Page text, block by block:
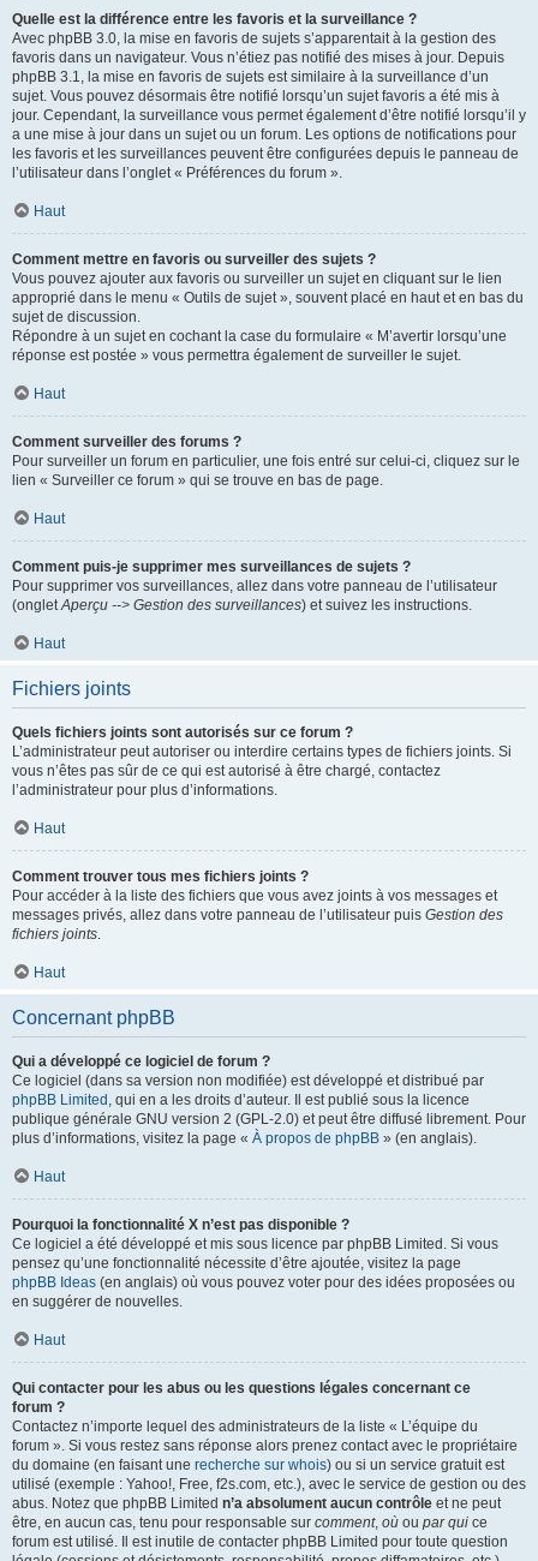
Quelle est la différence entre les favoris et la surveillance ?
Avec phpBB 3.0, la mise en favoris de sujets s’apparentait à la gestion des
favoris dans un navigateur. Vous n’étiez pas notifié des mises à jour. Depuis
phpBB 3.1, la mise en favoris de sujets est similaire à la surveillance d’un
sujet. Vous pouvez désormais être notifié lorsqu’un sujet favoris a été mis à
jour. Cependant, la surveillance vous permet également d’être notifié lorsqu’il y
a une mise à jour dans un sujet ou un forum. Les options de notifications pour
les favoris et les surveillances peuvent être configurées depuis le panneau de
l’utilisateur dans l’onglet « Préférences du forum ».
Haut
Comment mettre en favoris ou surveiller des sujets ?
Vous pouvez ajouter aux favoris ou surveiller un sujet en cliquant sur le lien
approprié dans le menu « Outils de sujet », souvent placé en haut et en bas du
sujet de discussion.
Répondre à un sujet en cochant la case du formulaire « M’avertir lorsqu’une
réponse est postée » vous permettra également de surveiller le sujet.
Haut
Comment surveiller des forums ?
Pour surveiller un forum en particulier, une fois entré sur celui-ci, cliquez sur le
lien « Surveiller ce forum » qui se trouve en bas de page.
Haut
Comment puis-je supprimer mes surveillances de sujets ?
Pour supprimer vos surveillances, allez dans votre panneau de l’utilisateur
(ongletAperçu --> Gestion des surveillances) et suivez les instructions.
Haut
Fichiers joints
Quels fichiers joints sont autorisés sur ce forum ?
L’administrateur peut autoriser ou interdire certains types de fichiers joints. Si
vous n’êtes pas sûr de ce qui est autorisé à être chargé, contactez
l’administrateur pour plus d’informations.
Haut
Comment trouver tous mes fichiers joints ?
Pour accéder à la liste des fichiers que vous avez joints à vos messages et
messages privés, allez dans votre panneau de l’utilisateur puis Gestion des
fichiers joints.
Haut
Concernant phpBB
Qui a développé ce logiciel de forum ?
Ce logiciel (dans sa version non modifiée) est développé et distribué par
phpBB Limited , qui en a les droits d’auteur. Il est publié sous la licence
publique générale GNU version 2 (GPL-2.0) et peut être diffusé librement. Pour
plus d’informations, visitez la page « À propos de phpBB » (en anglais).
Haut
Pourquoi la fonctionnalité X n’est pas disponible ?
Ce logiciel a été développé et mis sous licence par phpBB Limited. Si vous
pensez qu’une fonctionnalité nécessite d’être ajoutée, visitez la page
phpBB Ideas (en anglais) où vous pouvez voter pour des idées proposées ou
en suggérer de nouvelles.
Haut
Qui contacter pour les abus ou les questions légales concernant ce
forum ?
Contactez n’importe lequel des administrateurs de la liste « L’équipe du
forum ». Si vous restez sans réponse alors prenez contact avec le propriétaire
du domaine (en faisant une recherche sur whois) ou si un service gratuit est
utilisé (exemple : Yahoo!, Free, f2s.com, etc.), avec le service de gestion ou des
abus. Notez que phpBB Limited n’a absolument aucun contrôle et ne peut
être, en aucun cas, tenu pour responsable sur comment, où ou par qui ce
forum est utilisé. Il est inutile de contacter phpBB Limited pour toute question